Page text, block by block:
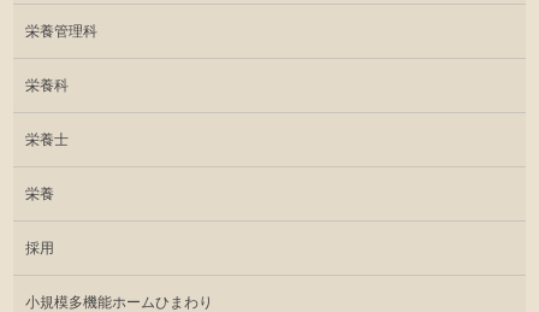
栄養管理科
栄養科
栄養士
栄養
採用
小規模多機能ホームひまわり